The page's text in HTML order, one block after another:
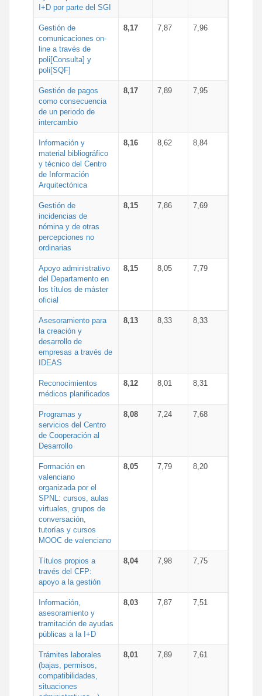
I+D por parte del SGI
Gestión de
comunicaciones on-
line a través de
poli[Consulta] y
poli[SQF]
8,17 7,87 7,96
Gestión de pagos
como consecuencia
de un periodo de
intercambio
8,17 7,89 7,95
Información y
material bibliográfico
y técnico del Centro
de Información
Arquitectónica
8,16 8,62 8,84
Gestión de
incidencias de
nómina y de otras
percepciones no
ordinarias
8,15 7,86 7,69
Apoyo administrativo
del Departamento en
los títulos de máster
oficial
8,15 8,05 7,79
Asesoramiento para
la creación y
desarrollo de
empresas a través de
IDEAS
8,13 8,33 8,33
Reconocimientos
médicos planificados
8,12 8,01 8,31
Programas y
servicios del Centro
de Cooperación al
Desarrollo
8,08 7,24 7,68
Formación en
valenciano
organizada por el
SPNL: cursos, aulas
virtuales, grupos de
conversación,
tutorías y cursos
MOOC de valenciano
8,05 7,79 8,20
Títulos propios a
través del CFP:
apoyo a la gestión
8,04 7,98 7,75
Información,
asesoramiento y
tramitación de ayudas
públicas a la I+D
8,03 7,87 7,51
Trámites laborales
(bajas, permisos,
compatibilidades,
situaciones
8,01 7,89 7,61